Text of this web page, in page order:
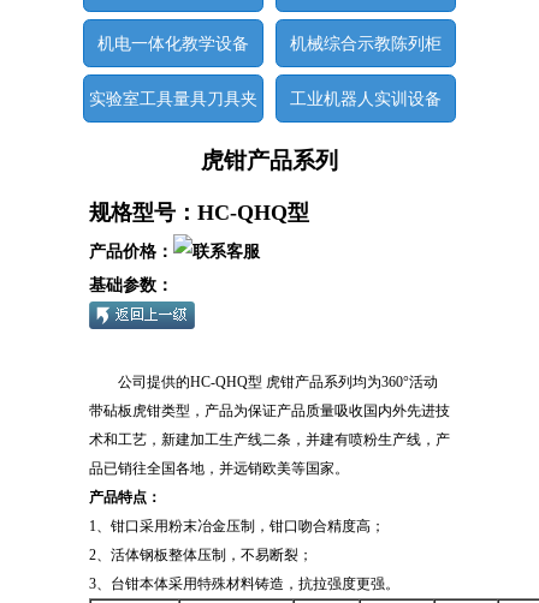
机电一体化教学设备 机械综合示教陈列柜
实验室工具量具刀具夹 工业机器人实训设备
虎钳产品系列
规格型号：HC-QHQ型
产品价格：
基础参数：
公司提供的HC-QHQ型 虎钳产品系列均为360°活动
带砧板虎钳类型，产品为保证产品质量吸收国内外先进技
术和工艺，新建加工生产线二条，并建有喷粉生产线，产
品已销往全国各地，并远销欧美等国家。
产品特点：
1、钳口采用粉末冶金压制，钳口吻合精度高；
2、活体钢板整体压制，不易断裂；
3、台钳本体采用特殊材料铸造，抗拉强度更强。